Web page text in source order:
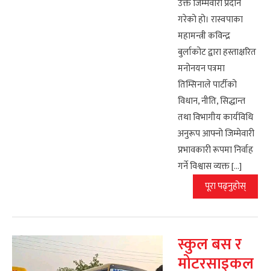
उक्त जिम्मेवारी प्रदान
गरेको हो। रास्वपाका
महामन्त्री कविन्द्र
बुर्लाकोट द्वारा हस्ताक्षरित
मनोनयन पत्रमा
तिम्सिनाले पार्टीको
विधान, नीति, सिद्धान्त
तथा विभागीय कार्यविधि
अनुरूप आफ्नो जिम्मेवारी
प्रभावकारी रूपमा निर्वाह
गर्ने विश्वास व्यक्त […]
पूरा पढ्नुहोस्
स्कुल बस र
मोटरसाइकल